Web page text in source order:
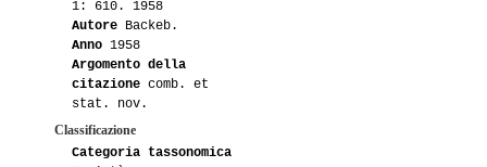
1: 610. 1958
Autore Backeb.
Anno 1958
Argomento della
citazione comb. et
stat. nov.
Classificazione
Categoria tassonomica